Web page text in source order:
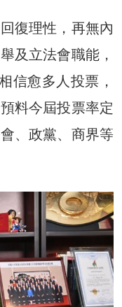
復理性，再無內
及立法會職能，
信愈多人投票，
料今屆投票率定
、政黨、商界等